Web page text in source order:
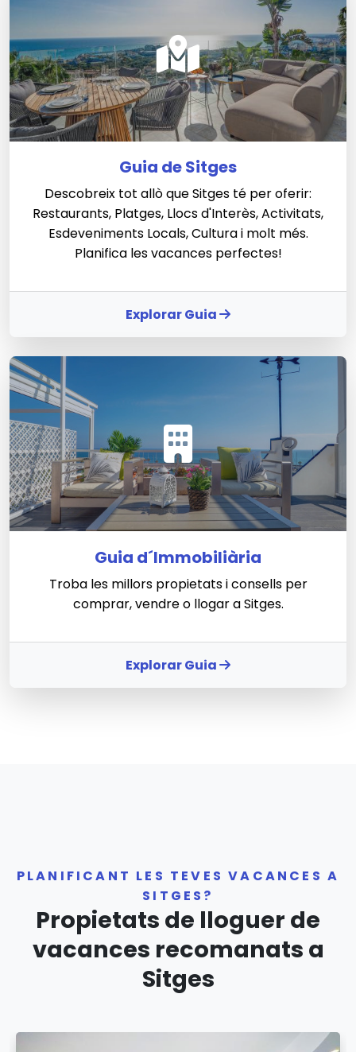
Guia de Sitges
Descobreix tot allò que Sitges té per oferir:
Restaurants, Platges, Llocs d'Interès, Activitats,
Esdeveniments Locals, Cultura i molt més.
Planifica les vacances perfectes!
Explorar Guia
Guia d´Immobiliària
Troba les millors propietats i consells per
comprar, vendre o llogar a Sitges.
Explorar Guia
PLANIFICANT LES TEVES VACANCES A
SITGES?
Propietats de lloguer de
vacances recomanats a
Sitges